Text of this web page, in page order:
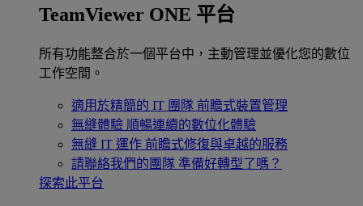
TeamViewer ONE 平台
所有功能整合於一個平台中，主動管理並優化您的數位
工作空間。
適用於精簡的 IT 團隊 前瞻式裝置管理
無縫體驗 順暢連續的數位化體驗
無縫 IT 運作 前瞻式修復與卓越的服務
請聯絡我們的團隊 準備好轉型了嗎？
探索此平台